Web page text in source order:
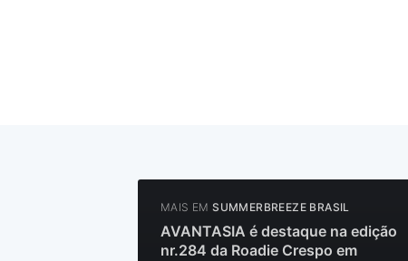
MAIS EM SUMMERBREEZE BRASIL
AVANTASIA é destaque na edição
nr.284 da Roadie Crespo em